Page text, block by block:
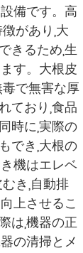
備です。高
があり,大
きるため,生
す。大根皮
で無害な厚
ており,食品
時に,実際の
でき,大根の
機はエレベ
き,自動排
上させるこ
は,機器の正
の清掃とメ